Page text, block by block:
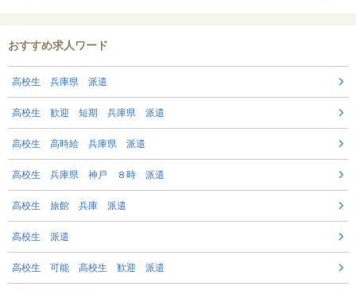
おすすめ求人ワード
高校生 兵庫県 派遣
高校生 歓迎 短期 兵庫県 派遣
高校生 高時給 兵庫県 派遣
高校生 兵庫県 神戸 ８時 派遣
高校生 旅館 兵庫 派遣
高校生 派遣
高校生 可能 高校生 歓迎 派遣